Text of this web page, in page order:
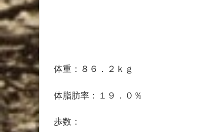
体重：８６．２ｋｇ
体脂肪率：１９．０％
歩数：